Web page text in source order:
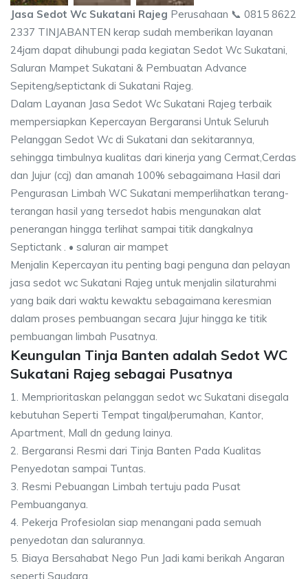
Jasa Sedot Wc Sukatani Rajeg Perusahaan 📞 0815 8622
2337 TINJABANTEN kerap sudah memberikan layanan
24jam dapat dihubungi pada kegiatan Sedot Wc Sukatani,
Saluran Mampet Sukatani & Pembuatan Advance
Sepiteng/septictank di Sukatani Rajeg.
Dalam Layanan Jasa Sedot Wc Sukatani Rajeg terbaik
mempersiapkan Kepercayan Bergaransi Untuk Seluruh
Pelanggan Sedot Wc di Sukatani dan sekitarannya,
sehingga timbulnya kualitas dari kinerja yang Cermat,Cerdas
dan Jujur (ccj) dan amanah 100% sebagaimana Hasil dari
Pengurasan Limbah WC Sukatani memperlihatkan terang-
terangan hasil yang tersedot habis mengunakan alat
penerangan hingga terlihat sampai titik dangkalnya
Septictank . • saluran air mampet
Menjalin Kepercayan itu penting bagi penguna dan pelayan
jasa sedot wc Sukatani Rajeg untuk menjalin silaturahmi
yang baik dari waktu kewaktu sebagaimana keresmian
dalam proses pembuangan secara Jujur hingga ke titik
pembuangan limbah Pusatnya.
Keungulan Tinja Banten adalah Sedot WC
Sukatani Rajeg sebagai Pusatnya
1. Memprioritaskan pelanggan sedot wc Sukatani disegala
kebutuhan Seperti Tempat tingal/perumahan, Kantor,
Apartment, Mall dn gedung lainya.
2. Bergaransi Resmi dari Tinja Banten Pada Kualitas
Penyedotan sampai Tuntas.
3. Resmi Pebuangan Limbah tertuju pada Pusat
Pembuanganya.
4. Pekerja Profesiolan siap menangani pada semuah
penyedotan dan salurannya.
5. Biaya Bersahabat Nego Pun Jadi kami berikah Angaran
seperti Saudara.